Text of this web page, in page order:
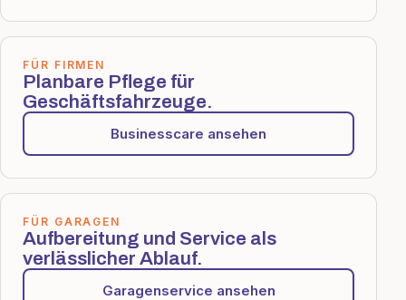
FÜR FIRMEN
Planbare Pflege für
Geschäftsfahrzeuge.
Businesscare ansehen
FÜR GARAGEN
Aufbereitung und Service als
verlässlicher Ablauf.
Garagenservice ansehen